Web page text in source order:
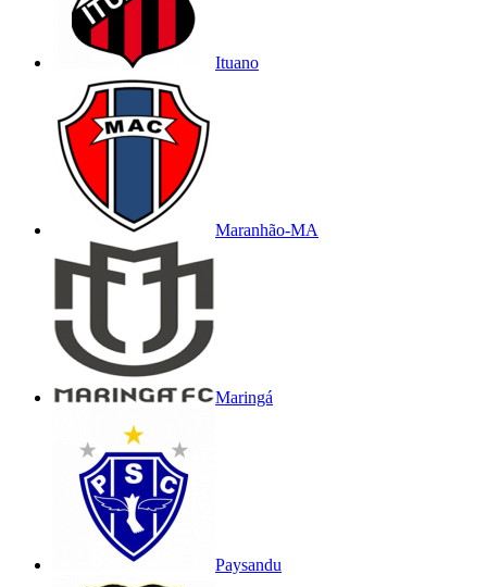
Ituano
Maranhão-MA
Maringá
Paysandu